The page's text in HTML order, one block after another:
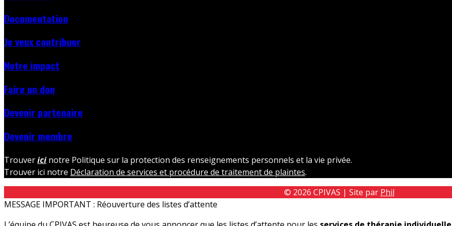
Documentation
Je veux contribuer
Notre impact
Faire un don
Devenir partenaire
Devenir membre
Trouverici notre Politique sur la protection des renseignements personnels et la vie privée.
Trouver ici notre Déclaration de services et procédure de traitement de plaintes.
© 2026 CPIVAS | Site par Phil
MESSAGE IMPORTANT : Réouverture des listes d’attente